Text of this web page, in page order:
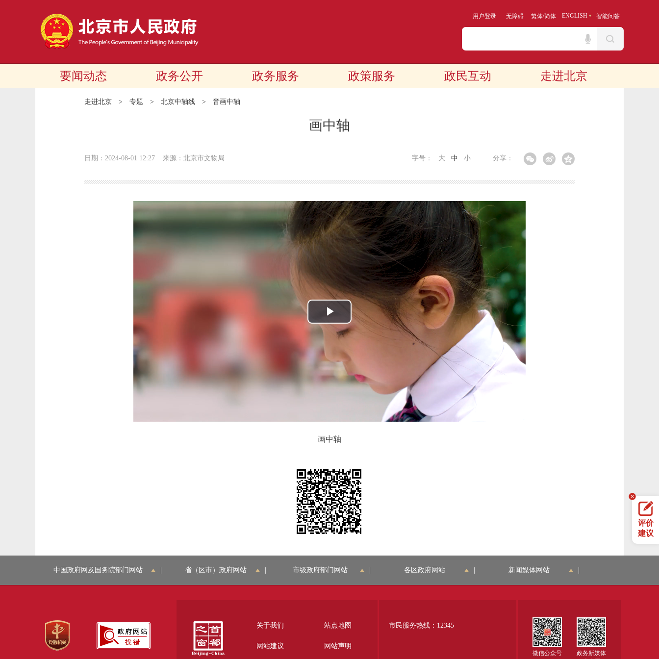
用户登录 无障碍 繁体/简体 ENGLISH 智能问答
要闻动态 政务公开 政务服务 政策服务 政民互动 走进北京
走进北京 > 专题 > 北京中轴线 > 音画中轴
画中轴
日期：2024-08-01 12:27 来源：北京市文物局 分享：
字号： 大 中 小
播
放
视
频
画中轴
评价
建议
中国政府网及国务院部门网站 省（区市）政府网站 市级政府部门网站 各区政府网站 新闻媒体网站
关于我们 站点地图
网站建议 网站声明
市民服务热线：12345
微信公众号
政务新媒体